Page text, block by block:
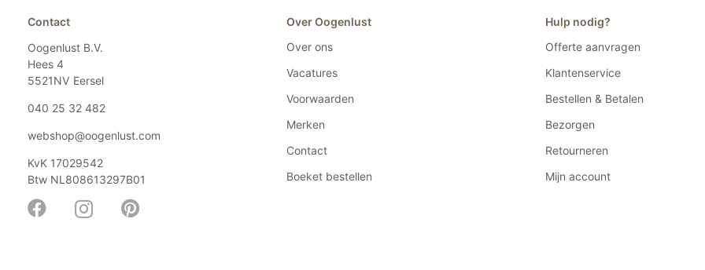
Contact
Oogenlust B.V.
Hees 4
5521NV Eersel
040 25 32 482
webshop@oogenlust.com
KvK 17029542
Btw NL808613297B01
Over Oogenlust
Over ons
Vacatures
Voorwaarden
Merken
Contact
Boeket bestellen
Hulp nodig?
Offerte aanvragen
Klantenservice
Bestellen & Betalen
Bezorgen
Retourneren
Mijn account